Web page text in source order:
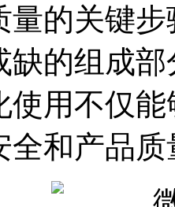
量的关键
缺的组成
使用不仅
全和产品